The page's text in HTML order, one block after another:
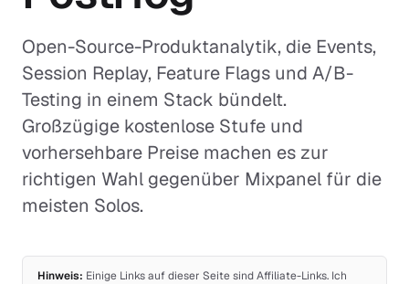
Open-Source-Produktanalytik, die Events,
Session Replay, Feature Flags und A/B-
Testing in einem Stack bündelt.
Großzügige kostenlose Stufe und
vorhersehbare Preise machen es zur
richtigen Wahl gegenüber Mixpanel für die
meisten Solos.
Hinweis: Einige Links auf dieser Seite sind Affiliate-Links. Ich